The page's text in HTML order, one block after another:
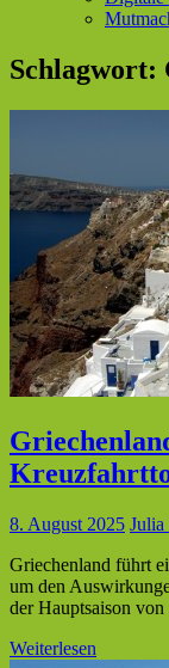
Schlagwort:
8. August 2025 Julia
Griechenland führt
um den
der Hauptsaison
Weiterlesen